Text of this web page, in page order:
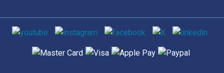
Medios de comunicación social
Métodos de pago admitidos